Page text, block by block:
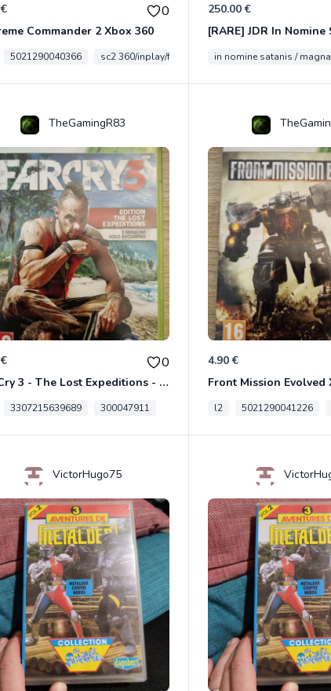
0
Commander 2 Xbox 360
5021290040366 sc2 360/inplay/fra
250.00 €
in nomine satanis /
TheGamingR83
0
Far Cry 3 - The Lost Expeditions - Edition Spéciale Xbox 360
3307215639689 300047911
4.90 €
Front Mission Evolved
l2 5021290041226
VictorHugo75